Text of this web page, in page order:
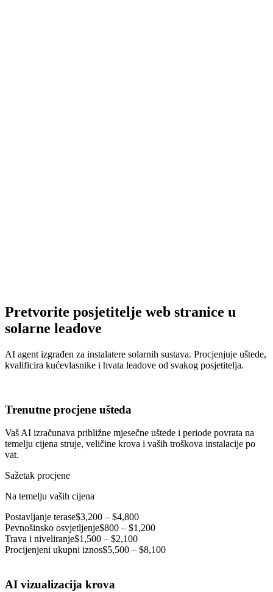
Pretvorite posjetitelje web stranice u
solarne leadove
AI agent izgrađen za instalatere solarnih sustava. Procjenjuje uštede,
kvalificira kućevlasnike i hvata leadove od svakog posjetitelja.
Trenutne procjene ušteda
Vaš AI izračunava približne mjesečne uštede i periode povrata na
temelju cijena struje, veličine krova i vaših troškova instalacije po
vat.
Sažetak procjene
Na temelju vaših cijena
Postavljanje terase$3,200 – $4,800
Pevnošinsko osvjetljenje$800 – $1,200
Trava i niveliranje$1,500 – $2,100
Procijenjeni ukupni iznos$5,500 – $8,100
AI vizualizacija krova